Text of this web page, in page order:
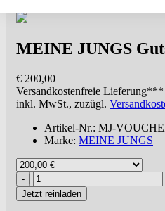
MEINE JUNGS
€ 200,00
Versandkostenfreie Lieferung***
inkl. MwSt., zuzügl.
Artikel-Nr.: MJ-
Marke: MEINE JUNGS
Jetzt reinladen